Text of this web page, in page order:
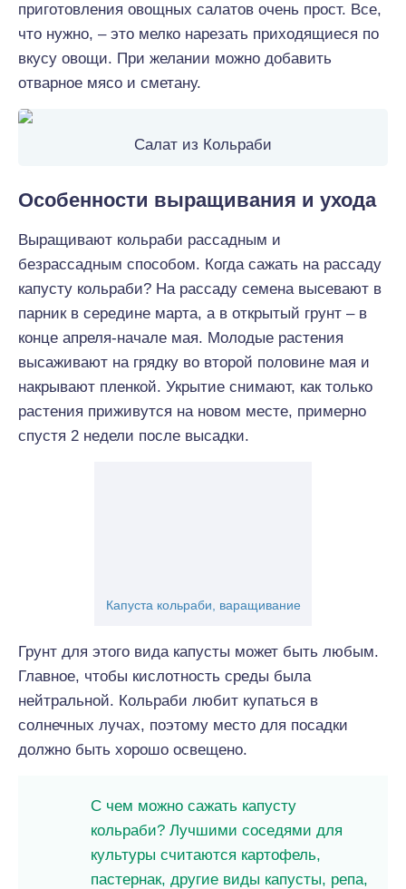
приготовления овощных салатов очень прост. Все,
что нужно, – это мелко нарезать приходящиеся по
вкусу овощи. При желании можно добавить
отварное мясо и сметану.
Салат из Кольраби
Особенности выращивания и ухода
Выращивают кольраби рассадным и
безрассадным способом. Когда сажать на рассаду
капусту кольраби? На рассаду семена высевают в
парник в середине марта, а в открытый грунт – в
конце апреля-начале мая. Молодые растения
высаживают на грядку во второй половине мая и
накрывают пленкой. Укрытие снимают, как только
растения приживутся на новом месте, примерно
спустя 2 недели после высадки.
Капуста кольраби, варащивание
Грунт для этого вида капусты может быть любым.
Главное, чтобы кислотность среды была
нейтральной. Кольраби любит купаться в
солнечных лучах, поэтому место для посадки
должно быть хорошо освещено.
С чем можно сажать капусту
кольраби? Лучшими соседями для
культуры считаются картофель,
пастернак, другие виды капусты, репа,